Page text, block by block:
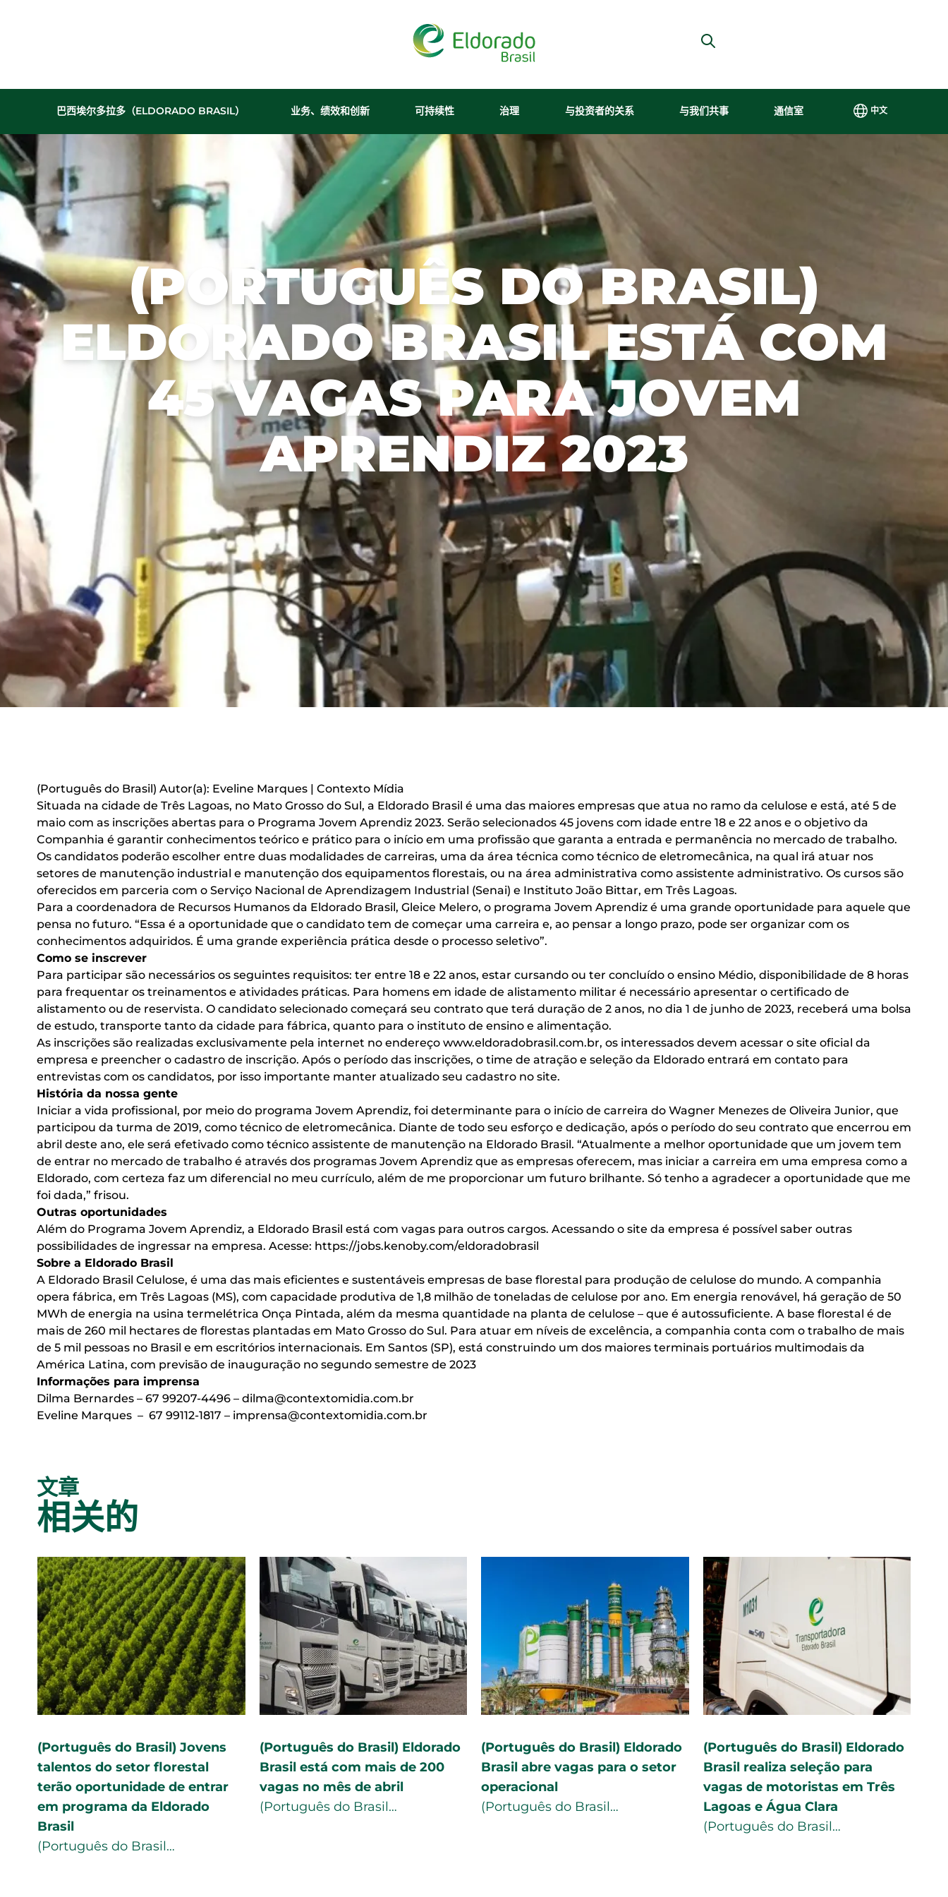
×
Utilizamos cookies para oferecer a melhor experiência em nosso site. Você
pode escolher quais categorias de cookies deseja permitir. Para mais
Necessários para o funcionamento do site e segurança da navegação.
Cookies de Desempenho/Performance
Permitem analisar acessos e comportamento de navegação para melhorar a
performance do site.
Recusar não essenciais Aceitar todos
Salvar preferências
巴西埃尔多拉多（ELDORADO BRASIL）
我们的文化
立足
纵观我们
的历史，
了连续的
售记录，
在各个领
域取得了
步。
业务、绩效和创新
我们的纸浆
生产链
工业
可再生能源发电
综合物流
创新
EBLOG
Tabela de Preços
我们的纸浆
这些森林拥
有国家和国
际认证，证
明了我们的
社会效益和
经济上可行
的森林管
理。
可持续性
可持续经营
废物管理
水资源
生物多样性
绿色能源
巴西埃尔多拉多（Eldorado Brasil）在社区
软件
认证
可持续发展报告
森林管理计划
资源对当代和后代的
治理
巴西埃尔多拉多
About Ethics Line
计划
Hotline Channel
Integrity Report
Relatório de Equidade Salarial
佳的
公司
治理
实践
和标
准，
优先
与我
们的
利益
与投资者的关系
财务报表
资产负债表
对市场的公告
请与投资者关系人员联系
与投资者的关系
我们的纸浆厂位于
南马托格罗索州特
雷斯拉瓜斯市
（Três Lagoas -
最现代化、最安全
和最具竞争力的厂
之一，并以其运营
效率而著称
与我们共事
招聘信息
我想成为供应商
与我们共事
（Eldorado）
在国际市场上
略驱动力之
一。
通信室
内容中心
媒体工具包
新闻稿
媒体中的埃尔多拉多
新闻办公室
透明关
系。
中文
(PORTUGUÊS DO BRASIL)
ELDORADO BRASIL ESTÁ COM
45 VAGAS PARA JOVEM
APRENDIZ 2023
(Português do Brasil) Autor(a): Eveline Marques | Contexto Mídia
Situada na cidade de Três Lagoas, no Mato Grosso do Sul, a Eldorado Brasil é uma das maiores empresas que atua no ramo da celulose e está, até 5 de
maio com as inscrições abertas para o Programa Jovem Aprendiz 2023. Serão selecionados 45 jovens com idade entre 18 e 22 anos e o objetivo da
Companhia é garantir conhecimentos teórico e prático para o início em uma profissão que garanta a entrada e permanência no mercado de trabalho.
Os candidatos poderão escolher entre duas modalidades de carreiras, uma da área técnica como técnico de eletromecânica, na qual irá atuar nos
setores de manutenção industrial e manutenção dos equipamentos florestais, ou na área administrativa como assistente administrativo. Os cursos são
oferecidos em parceria com o Serviço Nacional de Aprendizagem Industrial (Senai) e Instituto João Bittar, em Três Lagoas.
Para a coordenadora de Recursos Humanos da Eldorado Brasil, Gleice Melero, o programa Jovem Aprendiz é uma grande oportunidade para aquele que
pensa no futuro. “Essa é a oportunidade que o candidato tem de começar uma carreira e, ao pensar a longo prazo, pode ser organizar com os
conhecimentos adquiridos. É uma grande experiência prática desde o processo seletivo”.
Como se inscrever
Para participar são necessários os seguintes requisitos: ter entre 18 e 22 anos, estar cursando ou ter concluído o ensino Médio, disponibilidade de 8 horas
para frequentar os treinamentos e atividades práticas. Para homens em idade de alistamento militar é necessário apresentar o certificado de
alistamento ou de reservista. O candidato selecionado começará seu contrato que terá duração de 2 anos, no dia 1 de junho de 2023, receberá uma bolsa
de estudo, transporte tanto da cidade para fábrica, quanto para o instituto de ensino e alimentação.
As inscrições são realizadas exclusivamente pela internet no endereço www.eldoradobrasil.com.br, os interessados devem acessar o site oficial da
empresa e preencher o cadastro de inscrição. Após o período das inscrições, o time de atração e seleção da Eldorado entrará em contato para
entrevistas com os candidatos, por isso importante manter atualizado seu cadastro no site.
História da nossa gente
Iniciar a vida profissional, por meio do programa Jovem Aprendiz, foi determinante para o início de carreira do Wagner Menezes de Oliveira Junior, que
participou da turma de 2019, como técnico de eletromecânica. Diante de todo seu esforço e dedicação, após o período do seu contrato que encerrou em
abril deste ano, ele será efetivado como técnico assistente de manutenção na Eldorado Brasil. “Atualmente a melhor oportunidade que um jovem tem
de entrar no mercado de trabalho é através dos programas Jovem Aprendiz que as empresas oferecem, mas iniciar a carreira em uma empresa como a
Eldorado, com certeza faz um diferencial no meu currículo, além de me proporcionar um futuro brilhante. Só tenho a agradecer a oportunidade que me
foi dada,” frisou.
Outras oportunidades
Além do Programa Jovem Aprendiz, a Eldorado Brasil está com vagas para outros cargos. Acessando o site da empresa é possível saber outras
possibilidades de ingressar na empresa. Acesse: https://jobs.kenoby.com/eldoradobrasil
Sobre a Eldorado Brasil
A Eldorado Brasil Celulose, é uma das mais eficientes e sustentáveis empresas de base florestal para produção de celulose do mundo. A companhia
opera fábrica, em Três Lagoas (MS), com capacidade produtiva de 1,8 milhão de toneladas de celulose por ano. Em energia renovável, há geração de 50
MWh de energia na usina termelétrica Onça Pintada, além da mesma quantidade na planta de celulose – que é autossuficiente. A base florestal é de
mais de 260 mil hectares de florestas plantadas em Mato Grosso do Sul. Para atuar em níveis de excelência, a companhia conta com o trabalho de mais
de 5 mil pessoas no Brasil e em escritórios internacionais. Em Santos (SP), está construindo um dos maiores terminais portuários multimodais da
América Latina, com previsão de inauguração no segundo semestre de 2023
Informações para imprensa
Dilma Bernardes – 67 99207-4496 – dilma@contextomidia.com.br
Eveline Marques – 67 99112-1817 – imprensa@contextomidia.com.br
文章
相关的
Três
(Português do Brasil) Eldorado
Brasil faz calendário de
recrutamento para 50
motoristas
(Português do Brasil…
(Português do Brasil) Novas
oportunidades: Eldorado Brasil
está com vagas abertas para
diversas áreas
(Português do Brasil) Eldorado
Brasil é destaque na geração
de emprego em Mato Grosso
do Sul
2º Eldorado Run reúne 1.000
participantes e arrecada 10
toneladas de alimentos
A segunda edição da …